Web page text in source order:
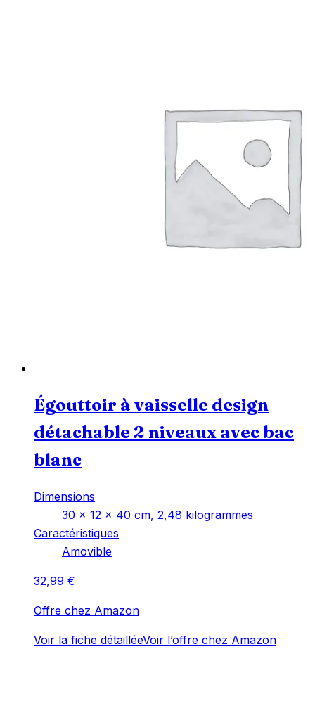
Égouttoir à vaisselle design
détachable 2 niveaux avec bac
blanc
Dimensions
‎30 x 12 x 40 cm, 2,48 kilogrammes
Caractéristiques
‎Amovible
32,99 €
Offre chez Amazon
Voir la fiche détailléeVoir l’offre chez Amazon